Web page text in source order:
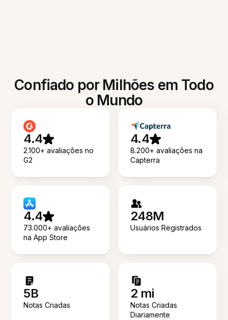
Confiado por Milhões em Todo
o Mundo
4.4
2.100+ avaliações no
G2
4.4
8.200+ avaliações na
Capterra
4.4
73.000+ avaliações
na App Store
248M
Usuários Registrados
5B
Notas Criadas
2 mi
Notas Criadas
Diariamente